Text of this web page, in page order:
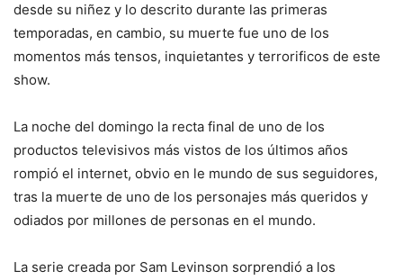
desde su niñez y lo descrito durante las primeras
temporadas, en cambio, su muerte fue uno de los
momentos más tensos, inquietantes y terrorificos de este
show.
La noche del domingo la recta final de uno de los
productos televisivos más vistos de los últimos años
rompió el internet, obvio en le mundo de sus seguidores,
tras la muerte de uno de los personajes más queridos y
odiados por millones de personas en el mundo.
La serie creada por Sam Levinson sorprendió a los